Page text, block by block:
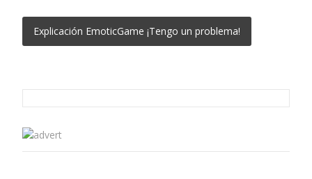
Explicación EmoticGame ¡Tengo un problema!